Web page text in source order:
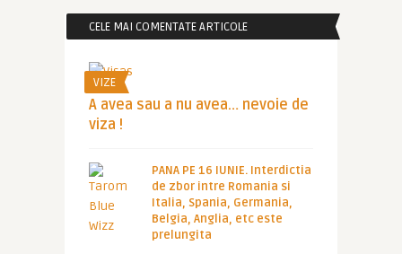
CELE MAI COMENTATE ARTICOLE
VIZE
A avea sau a nu avea… nevoie de
viza !
PANA PE 16 IUNIE. Interdictia
de zbor intre Romania si
Italia, Spania, Germania,
Belgia, Anglia, etc este
prelungita